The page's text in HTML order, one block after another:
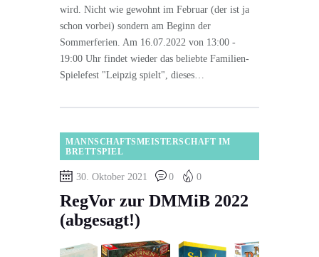
wird. Nicht wie gewohnt im Februar (der ist ja
schon vorbei) sondern am Beginn der
Sommerferien. Am 16.07.2022 von 13:00 -
19:00 Uhr findet wieder das beliebte Familien-
Spielefest "Leipzig spielt", dieses…
MANNSCHAFTSMEISTERSCHAFT IM
BRETTSPIEL
30. Oktober 2021 0 0
RegVor zur DMMiB 2022
(abgesagt!)